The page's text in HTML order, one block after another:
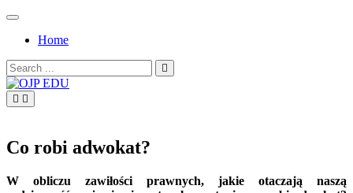
Skip
contentHome
Search
for:
Co robi adwokat?
W obliczu zawiłości prawnych, jakie otaczają naszą